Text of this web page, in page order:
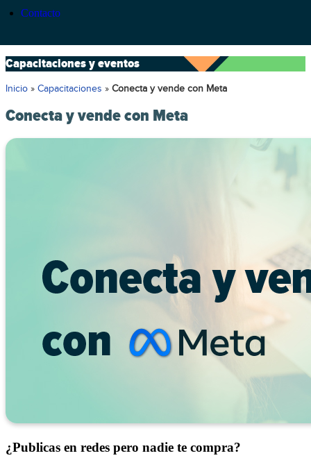
Contacto
Capacitaciones y eventos
Inicio » Capacitaciones » Conecta y vende con Meta
Conecta y vende con Meta
¿Publicas en redes pero nadie te compra?